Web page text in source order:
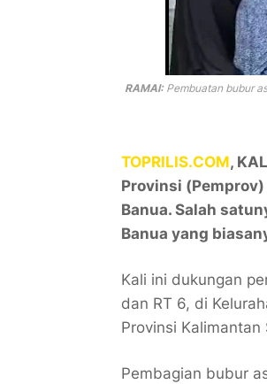
RAMAI:Pembuatan bubur
TOPRILIS.COM,
Provinsi
Banua. Salah
Banua yang
Kali ini dukungan
dan RT 6, di
Provinsi Kalimantan
Pembagian bubur